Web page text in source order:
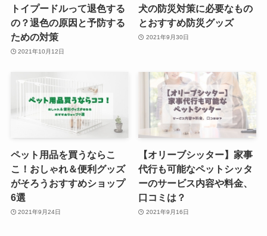
トイプードルって退色する
の？退色の原因と予防する
ための対策
2021年10月12日
犬の防災対策に必要なもの
とおすすめ防災グッズ
2021年9月30日
ペット用品を買うならこ
こ！おしゃれ＆便利グッズ
がそろうおすすめショップ
6選
2021年9月24日
【オリーブシッター】家事
代行も可能なペットシッタ
ーのサービス内容や料金、
口コミは？
2021年9月16日